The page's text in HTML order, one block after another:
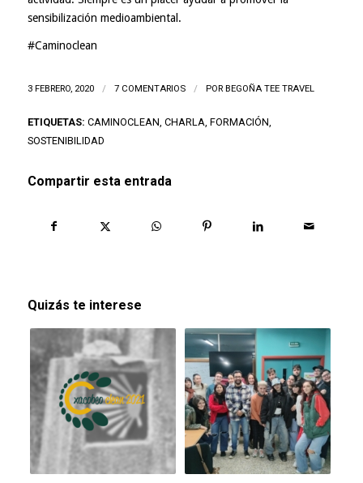
sensibilización medioambiental.
#Caminoclean
3 FEBRERO, 2020 / 7 COMENTARIOS / POR BEGOÑA TEE TRAVEL
ETIQUETAS: CAMINOCLEAN, CHARLA, FORMACIÓN,
SOSTENIBILIDAD
Compartir esta entrada
Quizás te interese